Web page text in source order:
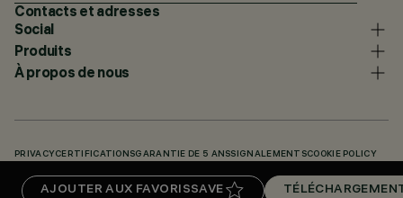
AJOUTER AUX FAVORISSAVE
Contacts et adresses
Social
Produits
À propos de nous
PRIVACY CERTIFICATIONSGARANTIE DE 5 ANSSIGNALEMENTSCOOKIE POLICY
TÉLÉCHARGEMENTS